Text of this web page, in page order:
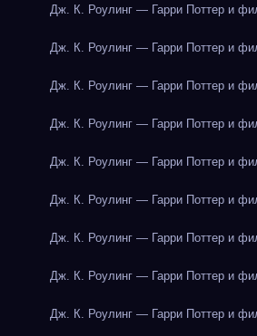
Дж. К. Роулинг — Гарри Поттер и
Дж. К. Роулинг — Гарри Поттер и
Дж. К. Роулинг — Гарри Поттер и
Дж. К. Роулинг — Гарри Поттер и
Дж. К. Роулинг — Гарри Поттер и
Дж. К. Роулинг — Гарри Поттер и
Дж. К. Роулинг — Гарри Поттер и
Дж. К. Роулинг — Гарри Поттер и
Дж. К. Роулинг — Гарри Поттер и